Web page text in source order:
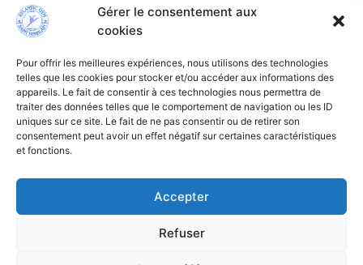
Gérer le consentement aux
cookies
Pour offrir les meilleures expériences, nous utilisons des technologies
telles que les cookies pour stocker et/ou accéder aux informations des
appareils. Le fait de consentir à ces technologies nous permettra de
traiter des données telles que le comportement de navigation ou les ID
uniques sur ce site. Le fait de ne pas consentir ou de retirer son
consentement peut avoir un effet négatif sur certaines caractéristiques
et fonctions.
Accepter
Refuser
Cliquez pour accepter les cookies
marketing et activer ce contenu